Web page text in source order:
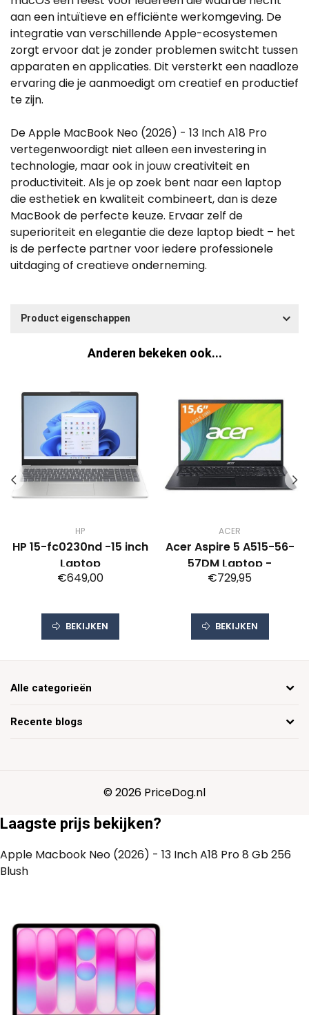
aan een intuïtieve en efficiënte werkomgeving. De
integratie van verschillende Apple-ecosystemen
zorgt ervoor dat je zonder problemen switcht tussen
apparaten en applicaties. Dit versterkt een naadloze
ervaring die je aanmoedigt om creatief en productief
te zijn.
De Apple MacBook Neo (2026) - 13 Inch A18 Pro
vertegenwoordigt niet alleen een investering in
technologie, maar ook in jouw creativiteit en
productiviteit. Als je op zoek bent naar een laptop
die esthetiek en kwaliteit combineert, dan is deze
MacBook de perfecte keuze. Ervaar zelf de
superioriteit en elegantie die deze laptop biedt – het
is de perfecte partner voor iedere professionele
uitdaging of creatieve onderneming.
Product eigenschappen
Anderen bekeken ook...
HP
HP 15-fc0230nd -15 inch
Laptop
€649,00
BEKIJKEN
ACER
Acer Aspire 5 A515-56-
57DM Laptop -
€729,95
BEKIJKEN
Recente blogs
Alle categorieën
© 2026 PriceDog.nl
Laagste prijs bekijken?
Apple Macbook Neo (2026) - 13 Inch A18 Pro 8 Gb 256
Blush